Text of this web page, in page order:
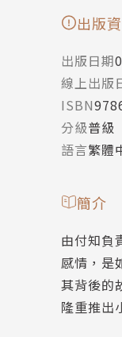
出版
出版日期
線上出版
ISBN
分級普級
語言繁體
簡介
由付知負
感情，是
其背後的
隆重推